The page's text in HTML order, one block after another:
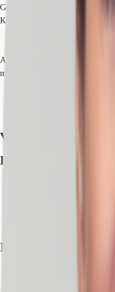
Geschossen. wird zur Vermietung
Kaufpreis: 4,92 Mio. € (auf Basis
Auch ein reiner Grundstückskauf
möglich. Ein B-Plan
Verfügbare Fläche
Lage und
Exposé herunterladen